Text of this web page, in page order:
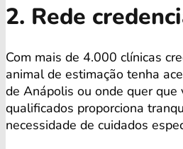
2. Rede
Com mais de 4.000 clínicas
animal de estimação tenha
de Anápolis ou onde quer que
qualificados proporciona
necessidade de cuidados